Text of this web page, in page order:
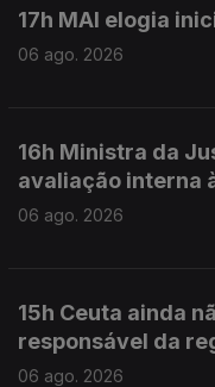
17h MAI elogia
06 ago. 2026
16h Ministra da
avaliação interna
06 ago. 2026
15h Ceuta ainda
responsável da
06 ago. 2026